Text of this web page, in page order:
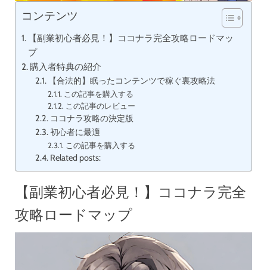
コンテンツ
【副業初心者必見！】ココナラ完全攻略ロードマッ
プ
購入者特典の紹介
【合法的】眠ったコンテンツで稼ぐ裏攻略法
この記事を購入する
この記事のレビュー
ココナラ攻略の決定版
初心者に最適
この記事を購入する
Related posts:
【副業初心者必見！】ココナラ完全
攻略ロードマップ